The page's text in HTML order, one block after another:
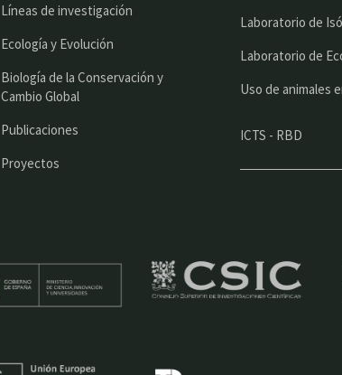
Líneas de investigación
Ecología y Evolución
Biología de la Conservación y
Cambio Global
Publicaciones
Proyectos
Laboratorio de
Laboratorio de
Uso de animales
ICTS - RBD